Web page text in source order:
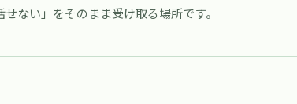
せない」をそのまま受け取る場所です。